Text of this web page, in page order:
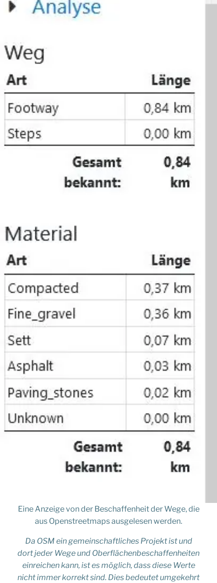
Eine Anzeige von der Beschaffenheit der Wege, die
aus Openstreetmaps ausgelesen werden.
Da OSM ein gemeinschaftliches Projekt ist und
dort jeder Wege und Oberflächenbeschaffenheiten
einreichen kann, ist es möglich, dass diese Werte
nicht immer korrekt sind. Dies bedeutet umgekehrt